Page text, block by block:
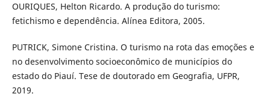
OURIQUES, Helton Ricardo. A produção do turismo:
fetichismo e dependência. Alínea Editora, 2005.
PUTRICK, Simone Cristina. O turismo na rota das emoções e
no desenvolvimento socioeconômico de municípios do
estado do Piauí. Tese de doutorado em Geografia, UFPR,
2019.